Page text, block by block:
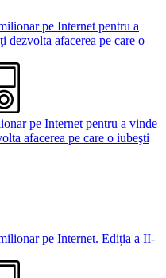
pe Internet pentru a vinde
afacerea pe care o iubeşti